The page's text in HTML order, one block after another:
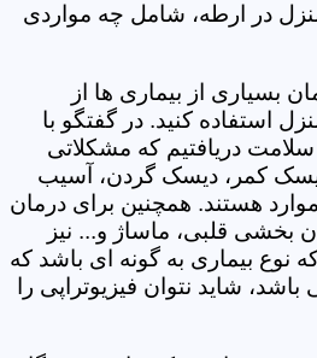
در ارطه، شامل چه مواردی
بسیاری از بیماری ها از
استفاده کنید. در گفتگو با
سلامت دریافتیم که مشکلاتی
کمر، دیسک گردن، آسیب
هستند. همچنین برای درمان
بخشی قلبی، ماساژ و... نیز
نوع بیماری به گونه ای باشد که
شاید نتوان فیزیوتراپی را